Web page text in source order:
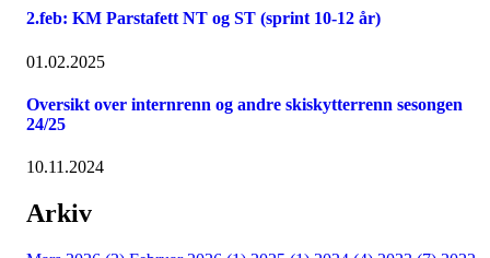
2.feb: KM Parstafett NT og ST (sprint 10-12 år)
01.02.2025
Oversikt over internrenn og andre skiskytterrenn sesongen
24/25
10.11.2024
Arkiv